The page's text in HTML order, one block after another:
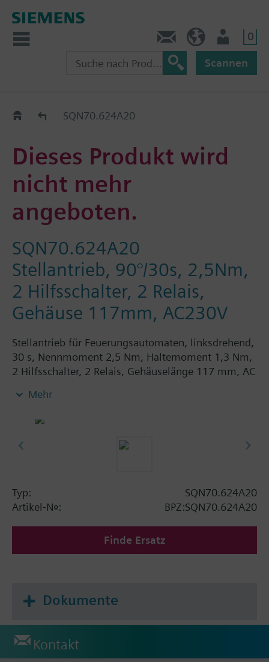
0
Scannen
Austauschhilfe
SQN70.624A20
Dieses Produkt wird
nicht mehr
angeboten.
SQN70.624A20
Stellantrieb, 90°/30s, 2,5Nm,
2 Hilfsschalter, 2 Relais,
Gehäuse 117mm, AC230V
Stellantrieb für Feuerungsautomaten, linksdrehend,
30 s, Nennmoment 2,5 Nm, Haltemoment 1,3 Nm,
2 Hilfsschalter, 2 Relais, Gehäuselänge 117 mm, AC
Mehr
Typ:
SQN70.624A20
Artikel-Nr.:
BPZ:SQN70.624A20
Finde Ersatz
Dokumente
Kontakt